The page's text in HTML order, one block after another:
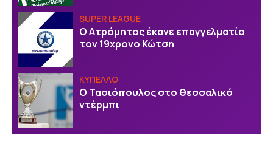
SUPER LEAGUE
Ο Ατρόμητος έκανε επαγγελματία
τον 19χρονο Κώτση
ΚΥΠΕΛΛΟ
Ο Τασιόπουλος στο θεσσαλικό
ντέρμπι